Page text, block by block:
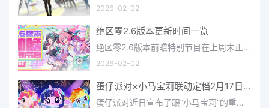
2026-02-02
绝区零2.6版本更新时间一览
绝区零2.6版本前瞻特别节目在上周末正式播出，官方给玩家们带来了许多关于最新版本的相关资讯和上线时间，不少
2026-02-02
蛋仔派对×小马宝莉联动定档2月17日 联动外观将登场
蛋仔派对近日宣布了跟“小马宝莉”的重磅联动！并且时间定档在了2月17日，此次联动将会上新很多外观，各种小马宝